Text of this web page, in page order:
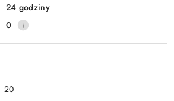
Wyślij
24 godziny
0
20